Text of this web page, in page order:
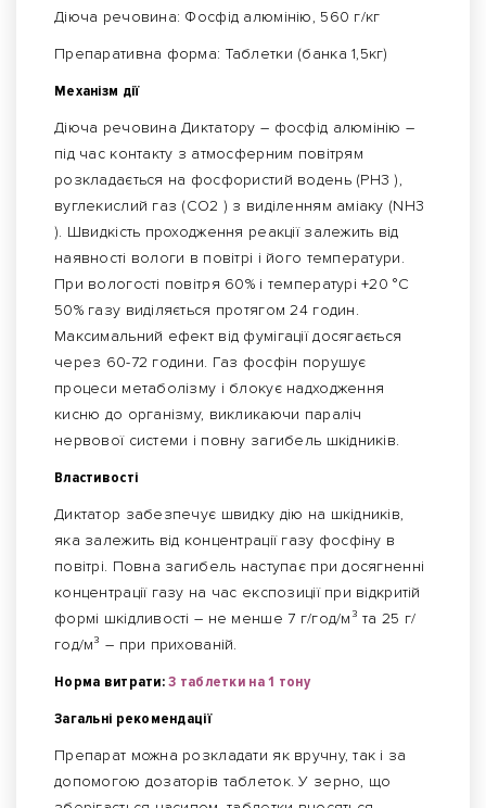
Діюча речовина: Фосфід алюмінію, 560 г/кг
Препаративна форма: Таблетки (банка 1,5кг)
Механізм дії
Діюча речовина Диктатору – фосфід алюмінію –
під час контакту з атмосферним повітрям
розкладається на фосфористий водень (РН3 ),
вуглекислий газ (СО2 ) з виділенням аміаку (NH3
). Швидкість проходження реакції залежить від
наявності вологи в повітрі і його температури.
При вологості повітря 60% і температурі +20 °C
50% газу виділяється протягом 24 годин.
Максимальний ефект від фумігації досягається
через 60-72 години. Газ фосфін порушує
процеси метаболізму і блокує надходження
кисню до організму, викликаючи параліч
нервової системи і повну загибель шкідників.
Властивості
Диктатор забезпечує швидку дію на шкідників,
яка залежить від концентрації газу фосфіну в
повітрі. Повна загибель наступає при досягненні
концентрації газу на час експозиції при відкритій
формі шкідливості – не менше 7 г/год/м³ та 25 г/
год/м³ – при прихованій.
Норма витрати:3 таблетки на 1 тону
Загальні рекомендації
Препарат можна розкладати як вручну, так і за
допомогою дозаторів таблеток. У зерно, що